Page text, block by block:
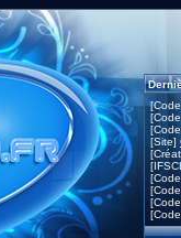
[Site]